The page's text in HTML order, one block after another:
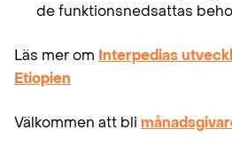
de funktionsnedsattas
Läs mer om Interpedias
Etiopien
Välkommen att bli